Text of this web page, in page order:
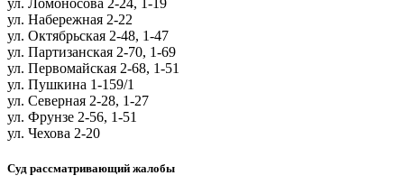
ул. Набережная 2-22
ул. Октябрьская 2-48, 1-47
ул. Партизанская 2-70, 1-69
ул. Первомайская 2-68, 1-51
ул. Пушкина 1-159/1
ул. Северная 2-28, 1-27
ул. Фрунзе 2-56, 1-51
ул. Чехова 2-20
Cуд рассматривающий жалобы